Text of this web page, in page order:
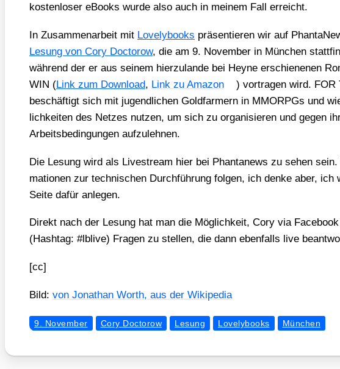
kos­ten­lo­ser eBooks wur­de also auch in mei­nem Fall erreicht.
In Zusam­men­ar­beit mit Love­ly­books prä­sen­tie­ren wir auf
Lesung von Cory Doc­to­row, die am 9. Novem­ber in Mün­chen
wäh­rend der er aus sei­nem hier­zu­lan­de bei Hey­ne erschie­ne­nen
WIN (Link zum Down­load, Link zu Ama­zon
) vor­tra­gen wird. FOR
beschäf­tigt sich mit jugend­li­chen Gold­far­mern in MMORPGs und
lich­kei­ten des Net­zes nut­zen, um sich zu orga­ni­sie­ren und gegen
Arbeits­be­din­gun­gen auf­zu­leh­nen.
Die Lesung wird als Live­stream hier bei Phan­ta­news zu sehen
ma­tio­nen zur tech­ni­schen Durch­füh­rung fol­gen, ich den­ke aber, ich
Sei­te dafür anle­gen.
Direkt nach der Lesung hat man die Mög­lich­keit, Cory via
(Hash­tag: #lbli­ve) Fra­gen zu stel­len, die dann eben­falls live
[cc]
Bild: von Jona­than Worth, aus der Wiki­pe­dia
9. November Cory Doctorow Lesung Lovelybooks München